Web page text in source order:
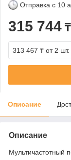
Отправка с 10
315 744 ₸
313 467 ₸ от 2 шт.
Описание
Описание
Мультичастотный